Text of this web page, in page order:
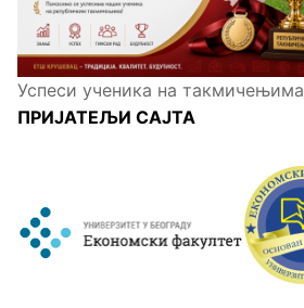
Успеси ученика на такмичењима
ПРИЈАТЕЉИ САЈТА